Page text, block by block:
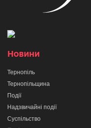
Новини
Тернопіль
Тернопільщина
Події
Надзвичайні події
Суспільство